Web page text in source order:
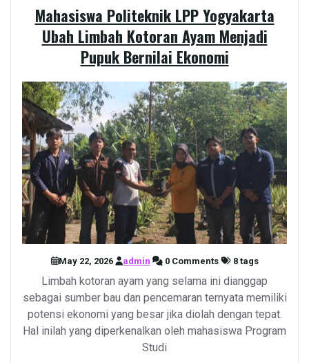
Mahasiswa Politeknik LPP Yogyakarta
Ubah Limbah Kotoran Ayam Menjadi
Pupuk Bernilai Ekonomi
May 22, 2026 admin 0 Comments 8 tags
Limbah kotoran ayam yang selama ini dianggap
sebagai sumber bau dan pencemaran ternyata memiliki
potensi ekonomi yang besar jika diolah dengan tepat.
Hal inilah yang diperkenalkan oleh mahasiswa Program
Studi